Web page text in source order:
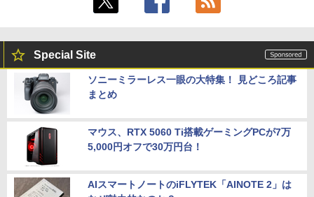
Special Site
ソニーミラーレス一眼の大特集！ 見どころ記事
まとめ
マウス、RTX 5060 Ti搭載ゲーミングPCが7万
5,000円オフで30万円台！
AIスマートノートのiFLYTEK「AINOTE 2」は